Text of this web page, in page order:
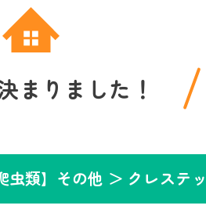
まりました！
虫類】その他 ＞ クレステ